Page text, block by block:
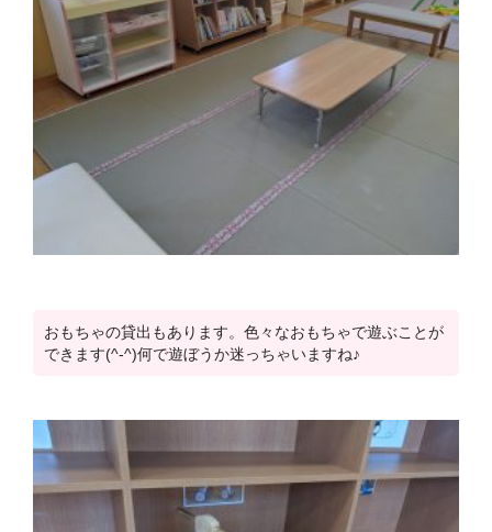
おもちゃの貸出もあります。色々なおもちゃで遊ぶことが
できます(^-^)何で遊ぼうか迷っちゃいますね♪